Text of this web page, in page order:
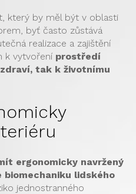
který by měl být v oblasti
byť často zůstává
realizace a zajištění
k vytvoření prostředí
tak k životnímu
ergonomicky navržený
lidského
jednostranného